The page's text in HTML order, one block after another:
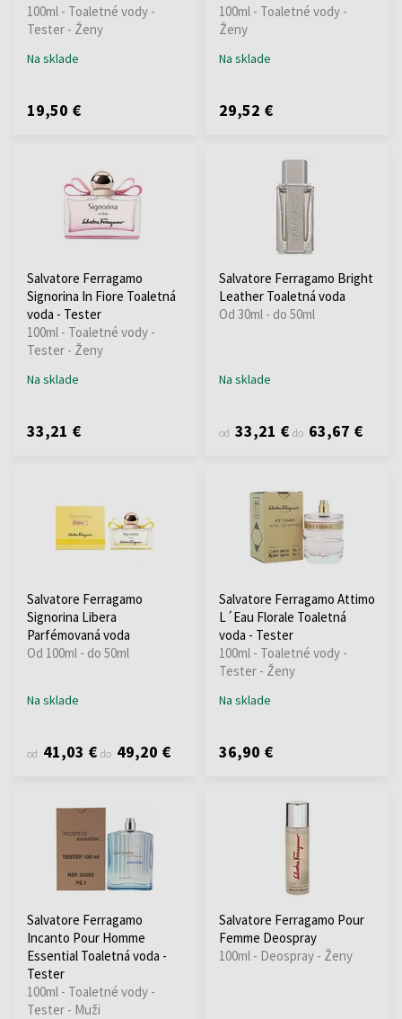
100ml - Toaletné vody -
Tester - Ženy
Na sklade
19,50 €
100ml - Toaletné vody -
Ženy
Na sklade
29,52 €
Salvatore Ferragamo
Signorina In Fiore Toaletná
voda - Tester
100ml - Toaletné vody -
Tester - Ženy
Na sklade
33,21 €
Salvatore Ferragamo Bright
Leather Toaletná voda
Od 30ml - do 50ml
Na sklade
od 33,21 € do 63,67 €
Salvatore Ferragamo
Signorina Libera
Parfémovaná voda
Od 100ml - do 50ml
Na sklade
od 41,03 € do 49,20 €
Salvatore Ferragamo Attimo
L´Eau Florale Toaletná
voda - Tester
100ml - Toaletné vody -
Tester - Ženy
Na sklade
36,90 €
Salvatore Ferragamo
Incanto Pour Homme
Essential Toaletná voda -
Tester
100ml - Toaletné vody -
Tester - Muži
Salvatore Ferragamo Pour
Femme Deospray
100ml - Deospray - Ženy